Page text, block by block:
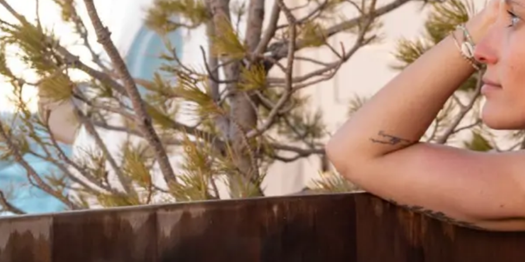
СПЕЦИАЛЬНЫЕ ПРЕДЛОЖЕНИЯ
ФОТОГАЛЕРЕЯ
НОВОСТИ
FRANÇAIS
РУССКИЙ